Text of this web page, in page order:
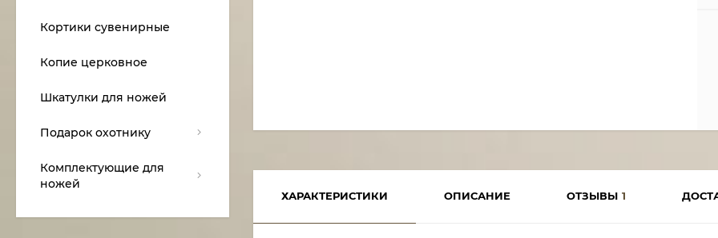
ХАРАКТЕРИСТИКИ ОПИСАНИЕ ОТЗЫВЫ 1
Кортики сувенирные
Копие церковное
Шкатулки для ножей
Подарок охотнику
Комплектующие для
ножей